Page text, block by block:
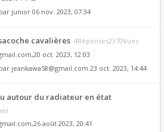
junior 06 nov. 2023, 07:34
cavalières 4Réponses2370Vues
,20 oct. 2023, 12:03
jeankawa58@gmail.com 23 oct. 2023, 14:44
autour du radiateur en état
,26 août 2023, 20:41